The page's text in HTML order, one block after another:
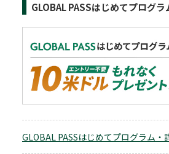
GLOBAL PASSはじめてプログラ
GLOBAL PASSはじめてプログラム・